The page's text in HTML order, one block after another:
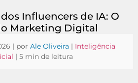
Influencers de IA: O
Marketing Digital
| por Ale Oliveira | Inteligência
| 5 min de leitura